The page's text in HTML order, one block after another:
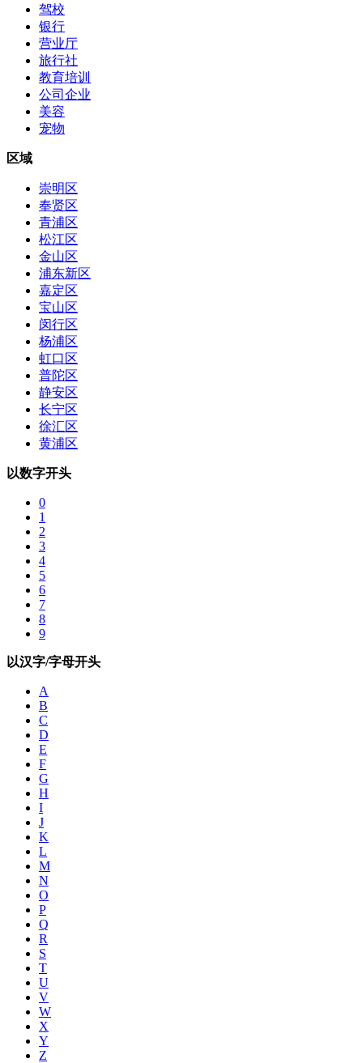
驾校
银行
营业厅
旅行社
教育培训
公司企业
美容
宠物
区域
崇明区
奉贤区
青浦区
松江区
金山区
浦东新区
嘉定区
宝山区
闵行区
杨浦区
虹口区
普陀区
静安区
长宁区
徐汇区
黄浦区
以数字开头
0
1
2
3
4
5
6
7
8
9
以汉字/字母开头
A
B
C
D
E
F
G
H
I
J
K
L
M
N
O
P
Q
R
S
T
U
V
W
X
Y
Z